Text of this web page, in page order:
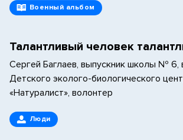
Военный альбом
Талантливый человек
Сергей Баглаев, выпускник школы № 6,
Детского эколого-биологического
«Натуралист», волонтер
Люди